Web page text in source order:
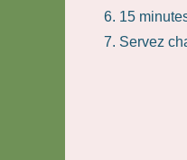
15
Servez